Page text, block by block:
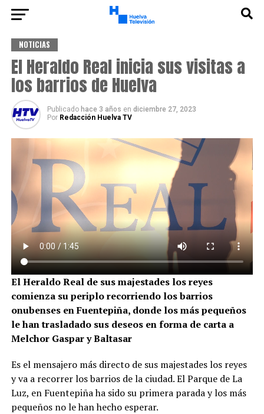
NOTICIAS
El Heraldo Real inicia sus visitas a
los barrios de Huelva
Publicado hace 3 años en diciembre 27, 2023
Por Redacción Huelva TV
El Heraldo Real de sus majestades los reyes
comienza su periplo recorriendo los barrios
onubenses en Fuentepiña, donde los más pequeños
le han trasladado sus deseos en forma de carta a
Melchor Gaspar y Baltasar
Es el mensajero más directo de sus majestades los reyes
y va a recorrer los barrios de la ciudad. El Parque de La
Luz, en Fuentepiña ha sido su primera parada y los más
pequeños no le han hecho esperar.